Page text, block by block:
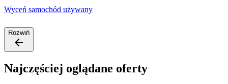
Wyceń samochód używany
Rozwiń
Najczęściej oglądane oferty